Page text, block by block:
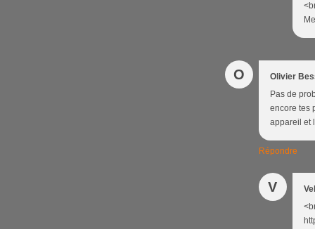
O
Olivier
Pas de
encore tes
appareil et
Répondre
V